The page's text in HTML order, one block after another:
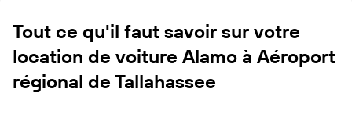
Tout ce qu'il faut savoir sur votre
location de voiture Alamo à Aéroport
régional de Tallahassee